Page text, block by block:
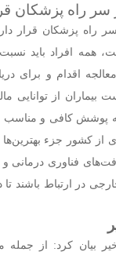
راه پزشکان
راه پزشکان قرار
همه افراد باید
اقدام و برای
از توانایی
پوشش کافی و مناسب
از کشور جزء
فناوری درمانی و
در ارتباط باشند تا
بیان کرد: از جمله